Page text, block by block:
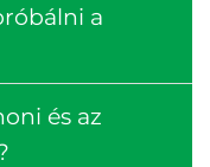
a
és az